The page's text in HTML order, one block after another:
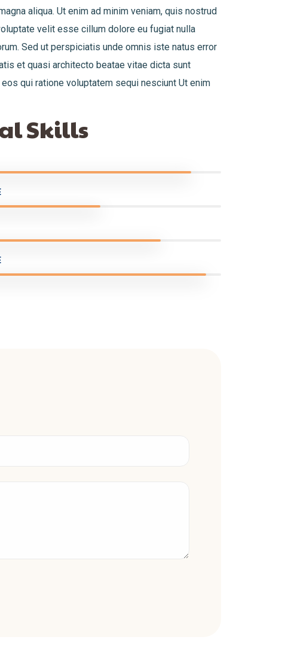
aliqua. Ut enim ad minim veniam, quis nostrud
velit esse cillum dolore eu fugiat nulla
Sed ut perspiciatis unde omnis iste natus error
et quasi architecto beatae vitae dicta sunt
qui ratione voluptatem sequi nesciunt Ut enim
Skills